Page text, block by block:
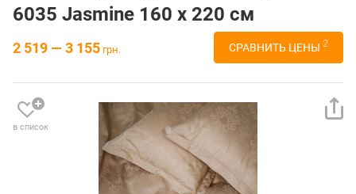
6035 Jasmine 160 x 220 см
2 519 — 3 155 грн. СРАВНИТЬ ЦЕНЫ 2
в список